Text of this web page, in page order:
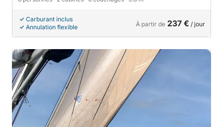
Carburant inclus
Annulation flexible
À partir de 237 € / jour